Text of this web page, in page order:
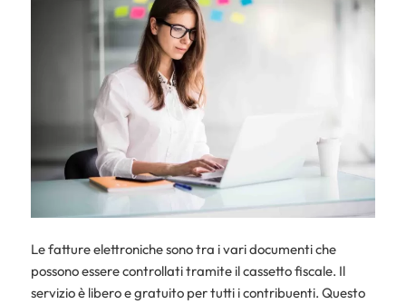
Le fatture elettroniche sono tra i vari documenti che
possono essere controllati tramite il cassetto fiscale. Il
servizio è libero e gratuito per tutti i contribuenti. Questo